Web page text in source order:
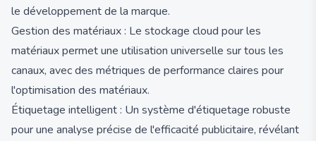
le développement de la marque.
Gestion des matériaux : Le stockage cloud pour les
matériaux permet une utilisation universelle sur tous les
canaux, avec des métriques de performance claires pour
l'optimisation des matériaux.
Étiquetage intelligent : Un système d'étiquetage robuste
pour une analyse précise de l'efficacité publicitaire, révélant